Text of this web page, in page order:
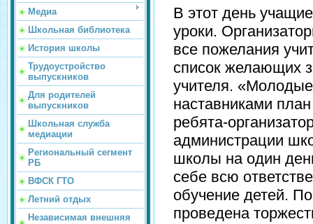
Медиа
Школьная библиотека
История школы
Трудоустройство
выпускников
Для родителей
выпускников
Школьная служба
медиации
Региональный сегмент
РБ
ВФСК ГТО
Летний отдых
Независимая внешняя
В этот день
уроки.
все пожелания
список желающих
учителя.
наставниками
ребята-
администрации
школы на один
себе всю
обучение детей.
проведена